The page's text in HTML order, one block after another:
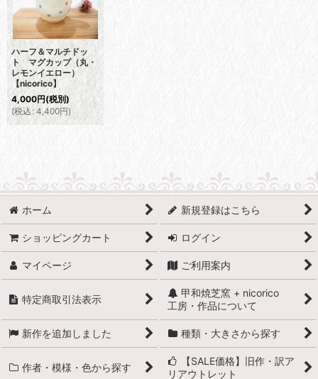
ハーフ＆マルチドッ
ト マグカップ（丸・
レモンイエロー）
【nicorico】
4,000円(税別)
(税込 : 4,400円)
ホーム 新規登録はこちら
ショッピングカート ログイン
マイページ ご利用案内
特定商取引法表示
甲和焼芝窯 + nicorico
工房・作品について
新作を追加しました 種類・大きさから探す
作者・模様・色から探す
【SALE価格】旧作・訳ア
リアウトレット